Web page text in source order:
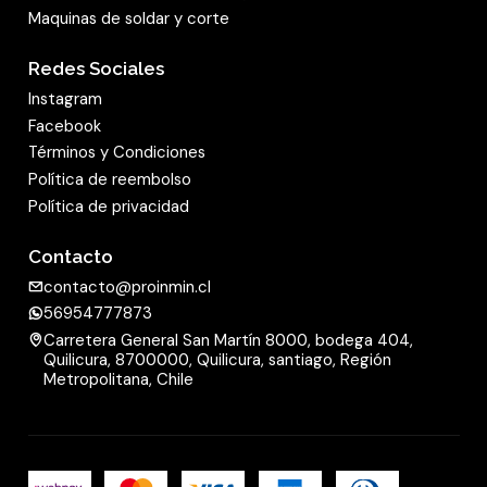
universalconsigue buenos resultados en
tasa de remoción, pero mira el precio a la hora
de comprar, elige los productos abrasivos de la
línea de productos Extra. Además de los discos
de láminas abrasivos abombados, como el
platos con una forma recta para el lijado plano
y de superficies.
mostrar menos
Maquinas de soldar y corte
Redes Sociales
Instagram
Facebook
Términos y Condiciones
Política de reembolso
Política de privacidad
Contacto
contacto@proinmin.cl
56954777873
Carretera General San Martín 8000, bodega 404,
Quilicura, 8700000, Quilicura, santiago, Región
Metropolitana, Chile